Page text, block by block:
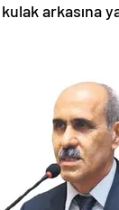
arkasına